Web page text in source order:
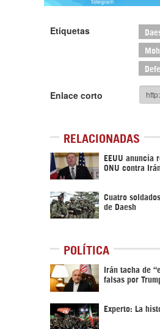
Etiquetas
Enlace corto
RELACIONADAS
EEUU anuncia
ONU contra
Cuatro
de Daesh
POLÍTICA
Irán tacha de
falsas por
Experto: La